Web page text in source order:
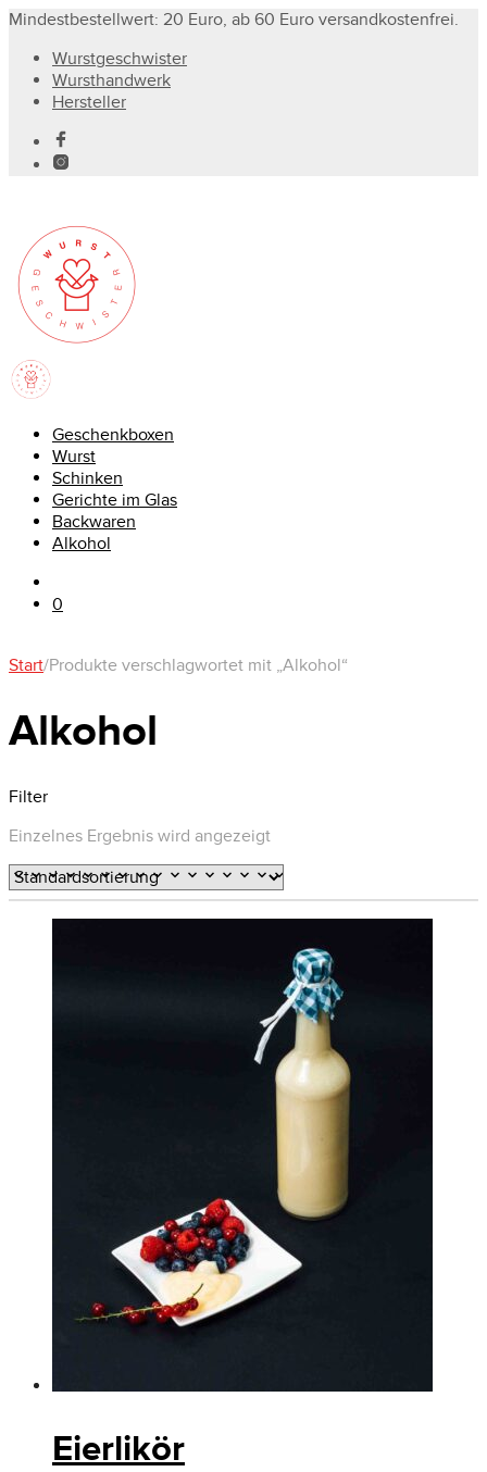
Mindestbestellwert: 20 Euro, ab 60 Euro versandkostenfrei.
Wurstgeschwister
Wursthandwerk
Hersteller
Geschenkboxen
Wurst
Schinken
Gerichte im Glas
Backwaren
Alkohol
0
Start/Produkte verschlagwortet mit „Alkohol“
Alkohol
Filter
Einzelnes Ergebnis wird angezeigt
Eierlikör